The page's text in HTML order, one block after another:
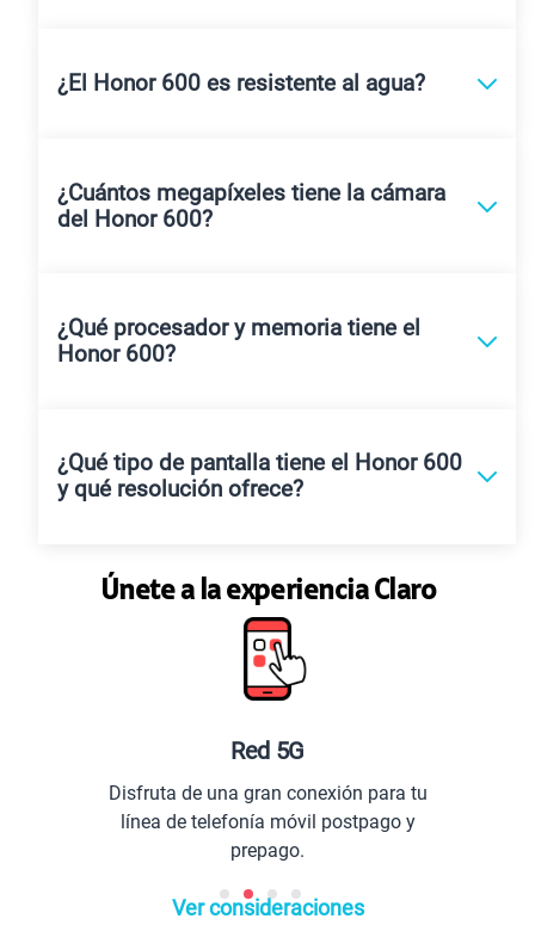
¿El Honor 600 es resistente al agua?
¿Cuántos megapíxeles tiene la cámara
del Honor 600?
¿Qué procesador y memoria tiene el
Honor 600?
¿Qué tipo de pantalla tiene el Honor 600
y qué resolución ofrece?
Únete a la experiencia Claro
Red 5G
Disfruta de una gran conexión para tu
línea de telefonía móvil postpago y
prepago.
Ver consideraciones